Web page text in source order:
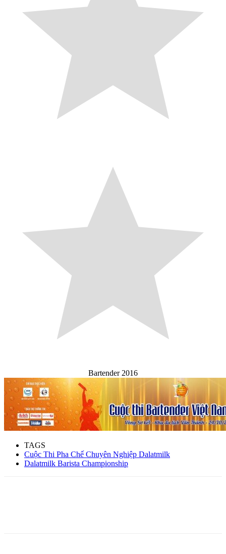
Bartender 2016
TAGS
Cuộc Thi Pha Chế Chuyên Nghiệp Dalatmilk
Dalatmilk Barista Championship